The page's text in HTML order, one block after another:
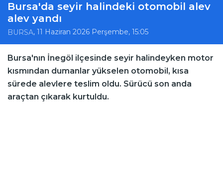
Bursa'da seyir halindeki otomobil alev
alev yandı
BURSA, 11 Haziran 2026 Perşembe, 15:05
Bursa'nın İnegöl ilçesinde seyir halindeyken motor
kısmından dumanlar yükselen otomobil, kısa
sürede alevlere teslim oldu. Sürücü son anda
araçtan çıkarak kurtuldu.